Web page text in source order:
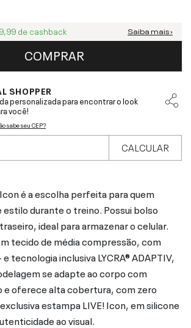
de cashback Saiba mais ›
COMPRAR
SHOPPER
personalizada para encontrar o look
você!
sabe seu CEP?
CALCULAR
é a escolha perfeita para quem
durante o treino. Possui bolso
ideal para armazenar o celular.
tecido de média compressão, com
tecnologia inclusiva LYCRA® ADAPTIV,
se adapte ao corpo com
oferece alta cobertura, com zero
estampa LIVE! Icon, em silicone
ao visual.